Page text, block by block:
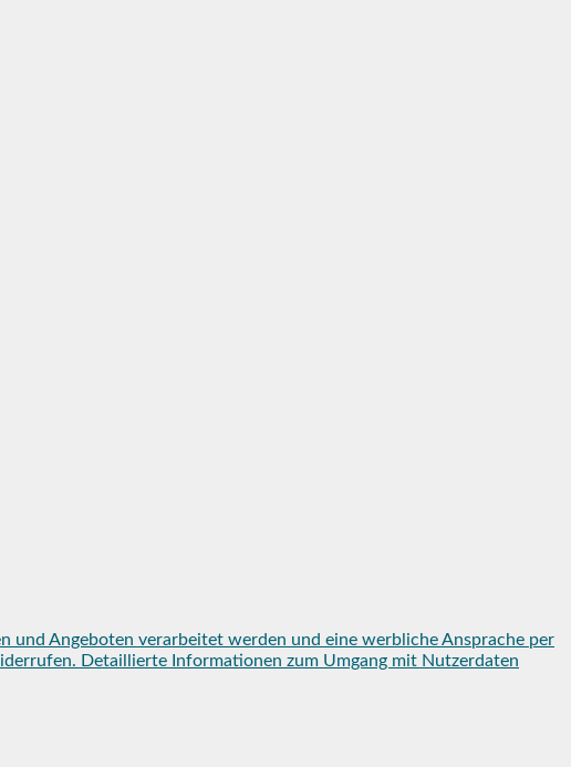
und Angeboten verarbeitet werden und eine werbliche Ansprache per
Detaillierte Informationen zum Umgang mit Nutzerdaten